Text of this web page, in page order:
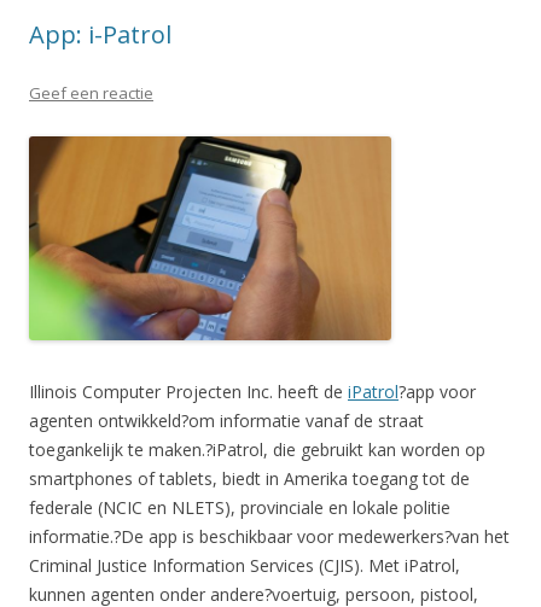
App: i-Patrol
Geef een reactie
Illinois Computer Projecten Inc. heeft de iPatrol?app voor
agenten ontwikkeld?om informatie vanaf de straat
toegankelijk te maken.?iPatrol, die gebruikt kan worden op
smartphones of tablets, biedt in Amerika toegang tot de
federale (NCIC en NLETS), provinciale en lokale politie
informatie.?De app is beschikbaar voor medewerkers?van het
Criminal Justice Information Services (CJIS). Met iPatrol,
kunnen agenten onder andere?voertuig, persoon, pistool,